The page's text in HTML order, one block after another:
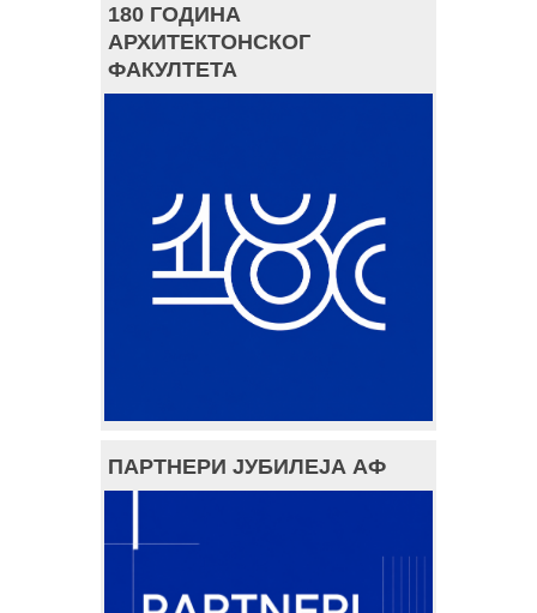
180 ГОДИНА
АРХИТЕКТОНСКОГ
ФАКУЛТЕТА
ПАРТНЕРИ ЈУБИЛЕЈА АФ